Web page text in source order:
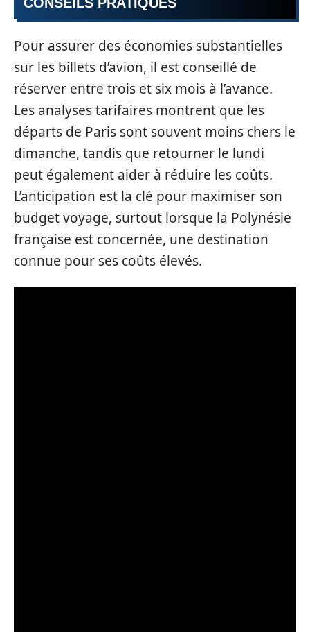
Pour assurer des économies substantielles
sur les billets d’avion, il est conseillé de
réserver entre trois et six mois à l’avance.
Les analyses tarifaires montrent que les
départs de Paris sont souvent moins chers le
dimanche, tandis que retourner le lundi
peut également aider à réduire les coûts.
L’anticipation est la clé pour maximiser son
budget voyage, surtout lorsque la Polynésie
française est concernée, une destination
connue pour ses coûts élevés.